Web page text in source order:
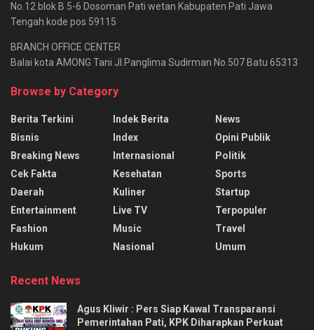
No.12 blok B 5-6 Dosoman Pati wetan Kabupaten Pati Jawa
Tengah kode pos 59115
BRANCH OFFICE CENTER
Balai kota AMONG Tani Jl.Panglima Sudirman No.507 Batu 65313
Browse by Category
Berita Terkini
Bisnis
Breaking News
Cek Fakta
Daerah
Entertainment
Fashion
Hukum
Indek Berita
Index
Internasional
Kesehatan
Kuliner
Live TV
Music
Nasional
News
Opini Publik
Politik
Sports
Startup
Terpopuler
Travel
Umum
Recent News
Agus Kliwir : Pers Siap Kawal Transparansi
Pemerintahan Pati, KPK Diharapkan Perkuat